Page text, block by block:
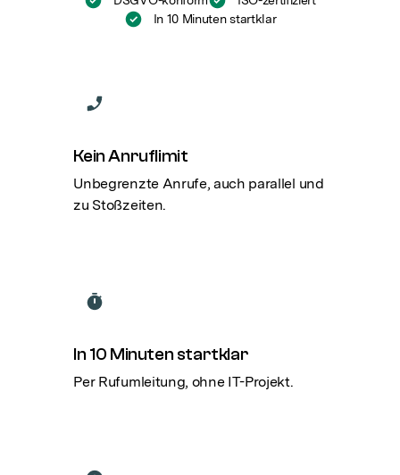
In 10 Minuten startklar
Kein Anruflimit
Unbegrenzte Anrufe, auch parallel und
zu Stoßzeiten.
In 10 Minuten startklar
Per Rufumleitung, ohne IT-Projekt.